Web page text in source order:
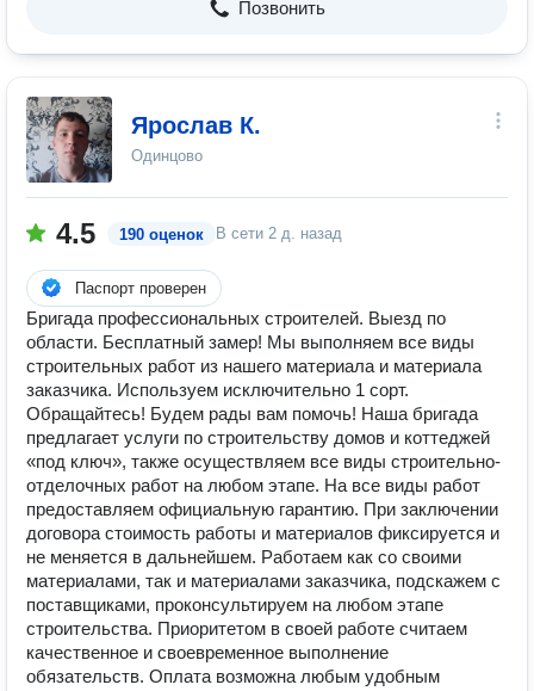
Позвонить
Ярослав К.
Одинцово
4.5 190 оценок В сети 2 д. назад
Паспорт проверен
Бригада профессиональных строителей. Выезд по
области. Бесплатный замер! Мы выполняем все виды
строительных работ из нашего материала и материала
заказчика. Используем исключительно 1 сорт.
Обращайтесь! Будем рады вам помочь! Наша бригада
предлагает услуги по строительству домов и коттеджей
«под ключ», также осуществляем все виды строительно-
отделочных работ на любом этапе. На все виды работ
предоставляем официальную гарантию. При заключении
договора стоимость работы и материалов фиксируется и
не меняется в дальнейшем. Работаем как со своими
материалами, так и материалами заказчика, подскажем с
поставщиками, проконсультируем на любом этапе
строительства. Приоритетом в своей работе считаем
качественное и своевременное выполнение
обязательств. Оплата возможна любым удобным